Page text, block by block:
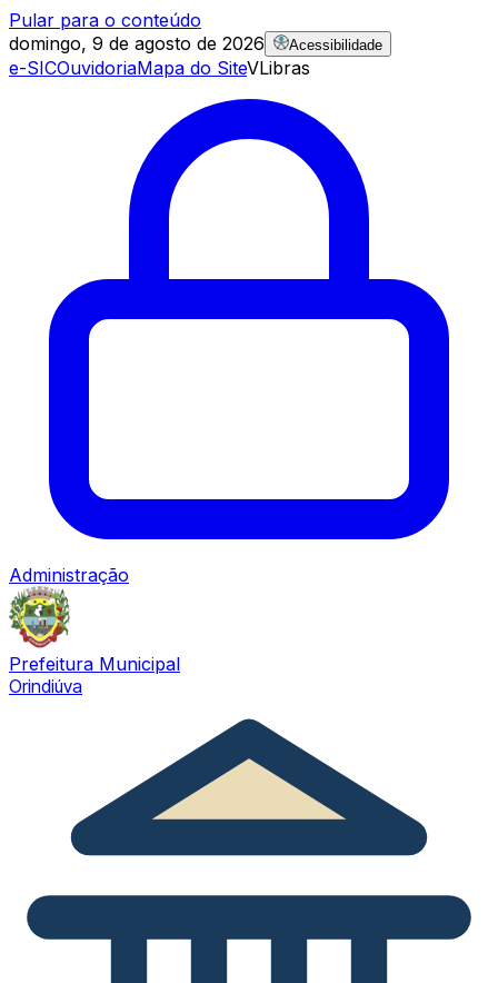
Pular para o conteúdo
domingo, 9 de agosto de 2026
Acessibilidade
e-SICOuvidoriaMapa do SiteVLibras
Administração
Prefeitura Municipal
Orindiúva